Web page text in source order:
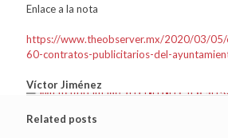
Enlace a la nota
https://www.theobserver.mx/2020/03/05/
60-contratos-publicitarios-del-
Víctor Jiménez
Related posts